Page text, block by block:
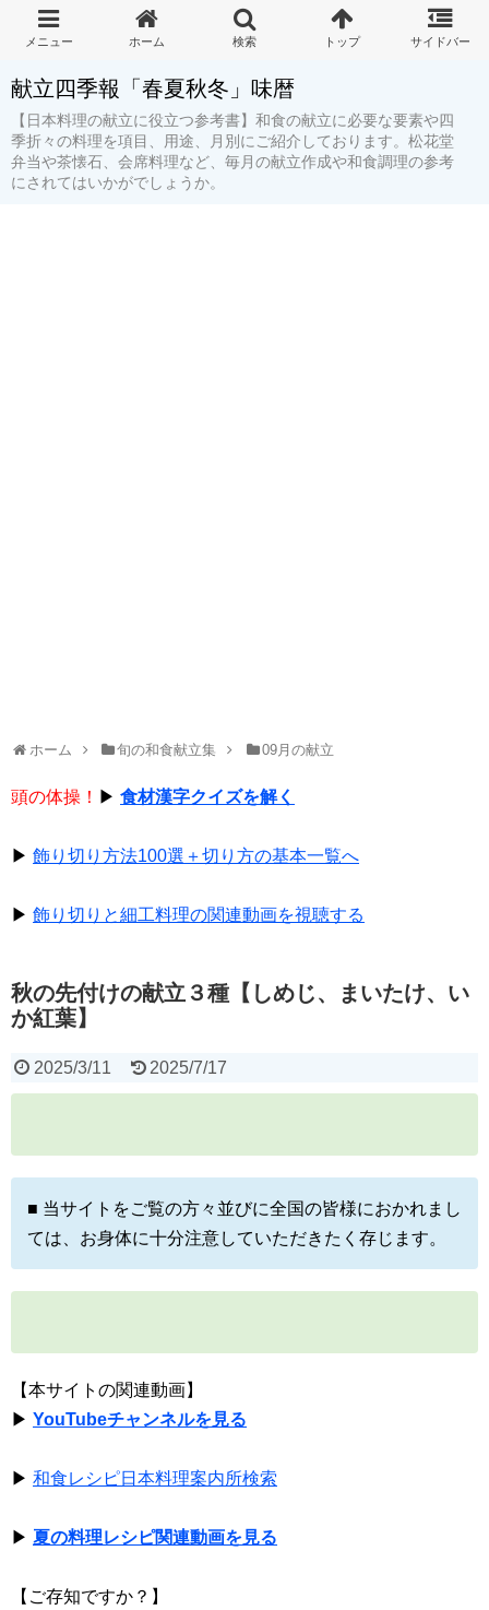
献立四季報「春夏秋冬」味暦
【日本料理の献立に役立つ参考書】和食の献立に必要な要素や四
季折々の料理を項目、用途、月別にご紹介しております。松花堂
弁当や茶懐石、会席料理など、毎月の献立作成や和食調理の参考
にされてはいかがでしょうか。
ホーム 旬の和食献立集 09月の献立
頭の体操！ ▶ 食材漢字クイズを解く
▶ 飾り切り方法100選＋切り方の基本一覧へ
▶ 飾り切りと細工料理の関連動画を視聴する
秋の先付けの献立３種【しめじ、まいたけ、い
か紅葉】
2025/3/11 2025/7/17
■ 当サイトをご覧の方々並びに全国の皆様におかれまし
ては、お身体に十分注意していただきたく存じます。
【本サイトの関連動画】
▶ YouTubeチャンネルを見る
▶ 和食レシピ日本料理案内所検索
▶ 夏の料理レシピ関連動画を見る
【ご存知ですか？】